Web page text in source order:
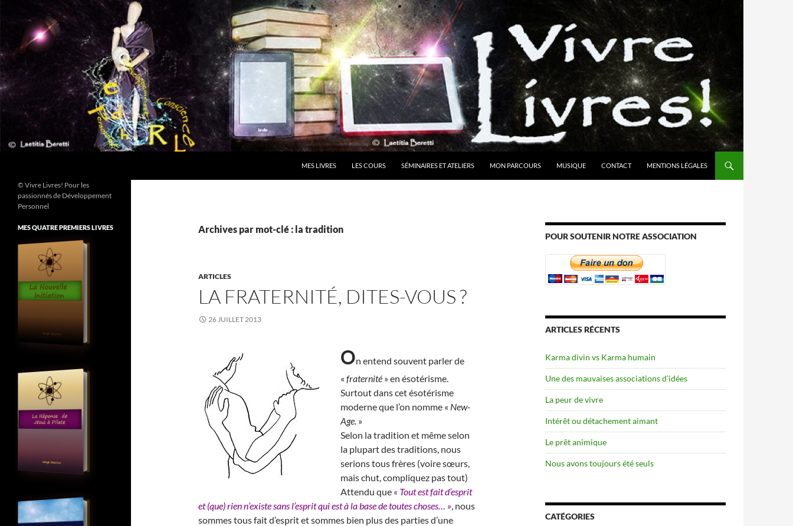
contenu
MES LIVRES LES COURS SÉMINAIRES ET ATELIERS MON PARCOURS MUSIQUE CONTACT MENTIONS LÉGALES
Archives par mot-clé : la tradition
ARTICLES
LA FRATERNITÉ, DITES-VOUS ?
26 JUILLET 2013
On entend souvent parler de
« fraternité » en ésotérisme.
Surtout dans cet ésotérisme
moderne que l’on nomme « New-
Age. »
Selon la tradition et même selon
la plupart des traditions, nous
serions tous frères (voire sœurs,
mais chut, compliquez pas tout)
Attendu que « Tout est fait d’esprit
et (que) rien n’existe sans l’esprit qui est à la base de toutes choses… », nous
sommes tous fait d’esprit et sommes bien plus des parties d’une
POUR SOUTENIR NOTRE ASSOCIATION
ARTICLES RÉCENTS
Karma divin vs Karma humain
Une des mauvaises associations d’idées
La peur de vivre
Intérêt ou détachement aimant
Le prêt animique
Nous avons toujours été seuls
CATÉGORIES
© Vivre Livres! Pour les
passionnés de Développement
Personnel
MES QUATRE PREMIERS LIVRES